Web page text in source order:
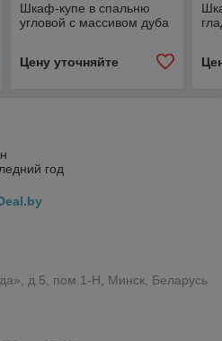
Шкаф-купе в спальню
угловой с массивом дуба
Цену уточняйте
год
д.5, пом.1-Н, Минск, Беларусь